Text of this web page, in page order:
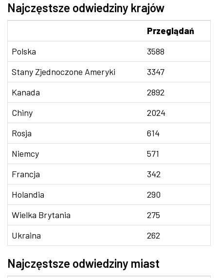
Najczęstsze odwiedziny krajów
Przeglądań
Polska
3588
Stany Zjednoczone Ameryki
3347
Kanada
2892
Chiny
2024
Rosja
614
Niemcy
571
Francja
342
Holandia
290
Wielka Brytania
275
Ukraina
262
Najczęstsze odwiedziny miast